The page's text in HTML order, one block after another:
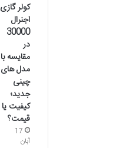
کولر گازی
اجنرال
30000
در
مقایسه با
مدل های
چینی
جدید؛
کیفیت یا
قیمت؟
17
آبان